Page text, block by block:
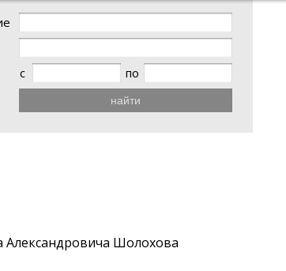
с по
найти
Александровича Шолохова